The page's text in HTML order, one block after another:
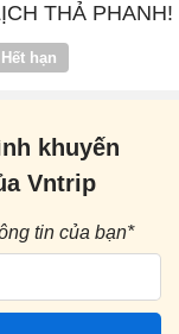
THẢ PHANH!
Hết hạn
khuyến
Vntrip
tin của bạn*